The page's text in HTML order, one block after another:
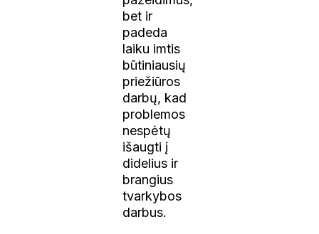
bet ir
padeda
laiku imtis
būtiniausių
priežiūros
darbų, kad
problemos
nespėtų
išaugti į
didelius ir
brangius
tvarkybos
darbus.